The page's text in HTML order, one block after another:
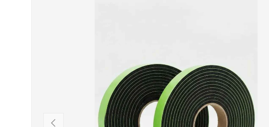
VORHERIGE